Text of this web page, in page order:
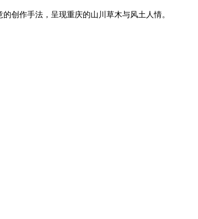
创作手法，呈现重庆的山川草木与风土人情。